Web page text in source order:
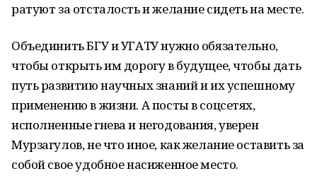
ратуют за отсталость и желание сидеть на месте.
Объединить БГУ и УГАТУ нужно обязательно,
чтобы открыть им дорогу в будущее, чтобы дать
путь развитию научных знаний и их успешному
применению в жизни. А посты в соцсетях,
исполненные гнева и негодования, уверен
Мурзагулов, не что иное, как желание оставить за
собой свое удобное насиженное место.